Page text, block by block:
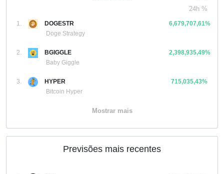
24h %
1.
DOGESTR
Doge Strategy
6,679,707,61%
2.
BGIGGLE
Baby Giggle
2,398,935,49%
3.
HYPER
Bitcoin Hyper
715,035,43%
Mostrar mais
Previsões mais recentes